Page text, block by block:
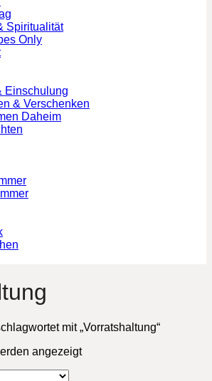
Spiritualität
Only
Einschulung
& Verschenken
Daheim
mit „Vorratshaltung“
angezeigt